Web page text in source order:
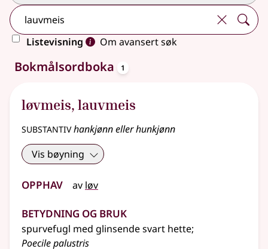
Listevisning
Om avansert søk
Ett treff
Bokmålsordboka 1
løvmeis, lauvmeis
substantivhankjønn eller hunkjønn
Vis bøyning
Opphav av løv
Betydning og bruk
spurvefugl med glinsende svart hette;
Poecile palustris